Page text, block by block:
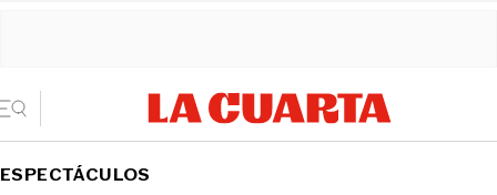
ESPECTÁCULOS